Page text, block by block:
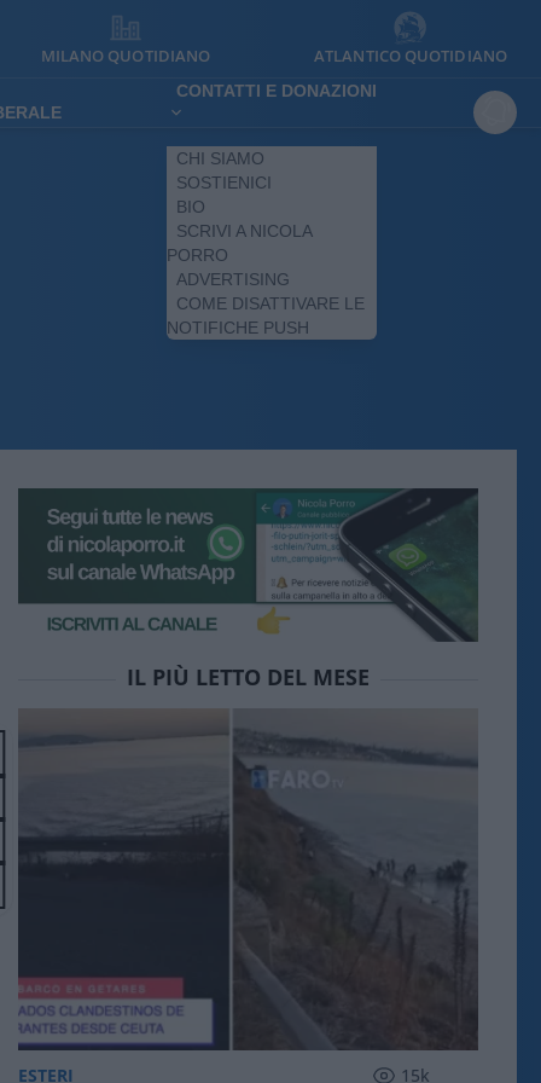
MILANO QUOTIDIANO ATLANTICO QUOTIDIANO
CONTATTI E DONAZIONI
CHI SIAMO
SOSTIENICI
BIO
SCRIVI A NICOLA
PORRO
ADVERTISING
COME DISATTIVARE LE
NOTIFICHE PUSH
IL PIÙ LETTO DEL MESE
ESTERI 15k